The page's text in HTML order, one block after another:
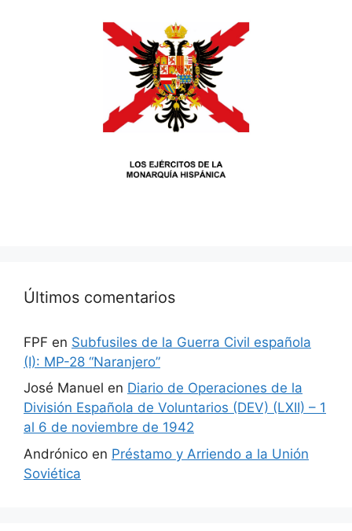
Últimos comentarios
FPF en Subfusiles de la Guerra Civil española
(I): MP-28 “Naranjero”
José Manuel en Diario de Operaciones de la
División Española de Voluntarios (DEV) (LXII) – 1
al 6 de noviembre de 1942
Andrónico en Préstamo y Arriendo a la Unión
Soviética